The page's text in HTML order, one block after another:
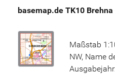
basemap.de TK10
Maßstab
NW, Name